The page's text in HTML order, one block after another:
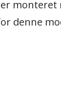
monteret
denne